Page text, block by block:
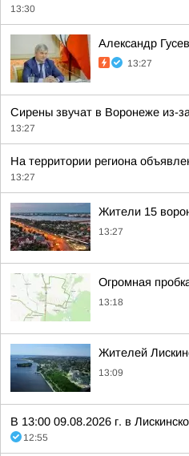
13:30
Александр
13:27
Сирены звучат в Воронеже из-
13:27
На территории региона
13:27
Жители 15
13:27
Огромная
13:18
Жителей
13:09
В 13:00 09.08.2026 г. в
12:55